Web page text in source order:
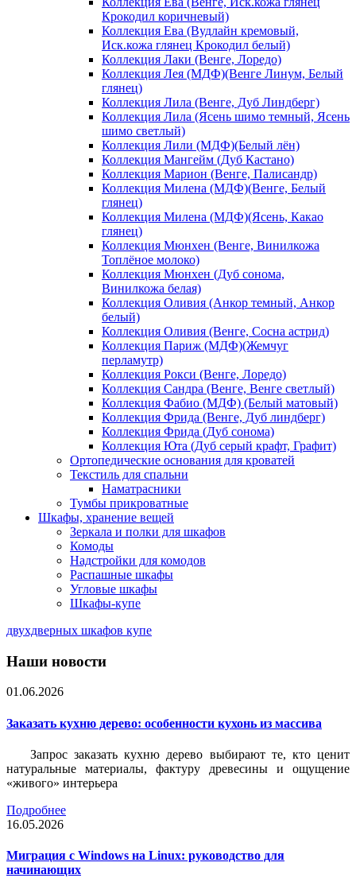
Крокодил коричневый)
Коллекция Ева (Вудлайн кремовый,
Иск.кожа глянец Крокодил белый)
Коллекция Лаки (Венге, Лоредо)
Коллекция Лея (МДФ)(Венге Линум, Белый
глянец)
Коллекция Лила (Венге, Дуб Линдберг)
Коллекция Лила (Ясень шимо темный, Ясень
шимо светлый)
Коллекция Лили (МДФ)(Белый лён)
Коллекция Мангейм (Дуб Кастано)
Коллекция Марион (Венге, Палисандр)
Коллекция Милена (МДФ)(Венге, Белый
глянец)
Коллекция Милена (МДФ)(Ясень, Какао
глянец)
Коллекция Мюнхен (Венге, Винилкожа
Топлёное молоко)
Коллекция Мюнхен (Дуб сонома,
Винилкожа белая)
Коллекция Оливия (Анкор темный, Анкор
белый)
Коллекция Оливия (Венге, Сосна астрид)
Коллекция Париж (МДФ)(Жемчуг
перламутр)
Коллекция Рокси (Венге, Лоредо)
Коллекция Сандра (Венге, Венге светлый)
Коллекция Фабио (МДФ) (Белый матовый)
Коллекция Фрида (Венге, Дуб линдберг)
Коллекция Фрида (Дуб сонома)
Коллекция Юта (Дуб серый крафт, Графит)
Ортопедические основания для кроватей
Текстиль для спальни
Наматрасники
Тумбы прикроватные
Шкафы, хранение вещей
Зеркала и полки для шкафов
Комоды
Надстройки для комодов
Распашные шкафы
Угловые шкафы
Шкафы-купе
двухдверных шкафов купе
Наши новости
01.06.2026
Заказать кухню дерево: особенности кухонь из массива
Запрос заказать кухню дерево выбирают те, кто ценит
натуральные материалы, фактуру древесины и ощущение
«живого» интерьера
Подробнее
16.05.2026
Миграция с Windows на Linux: руководство для
начинающих